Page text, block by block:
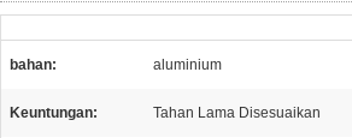
bahan: aluminium
Keuntungan: Tahan Lama Disesuaikan